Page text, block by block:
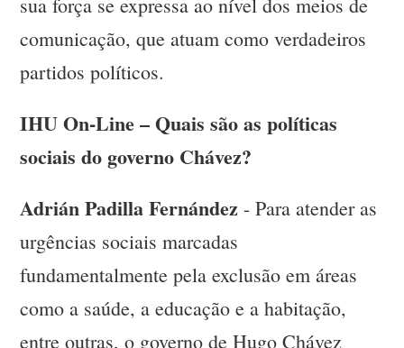
sua força se expressa ao nível dos meios de
comunicação, que atuam como verdadeiros
partidos políticos.
IHU On-Line – Quais são as políticas
sociais do governo Chávez?
Adrián Padilla Fernández - Para atender as
urgências sociais marcadas
fundamentalmente pela exclusão em áreas
como a saúde, a educação e a habitação,
entre outras, o governo de Hugo Chávez